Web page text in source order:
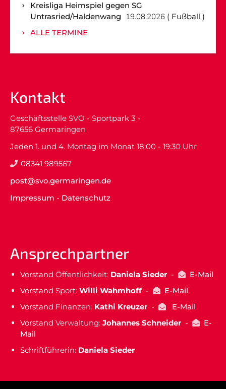
Kreisliga Heimspiel gegen SG
Untrasried/Haldenwang
19.08.2026
Fußball
ALLE TERMINE
Kontakt
Geschäftsstelle SVO - Sportpark 3 -
87656 Germaringen
Jeden 1. und 4. Montag im Monat 18:00 - 19:30 Uhr
08341 989567
post@svo.germaringen.de
Impressum - Datenschutz
Ansprechpartner
Vorstand Öffentlichkeit: Daniela Sieder-
E-Mail
Vorstand Sport: Willi Wahmhoff-
E-Mail
Vorstand Finanzen: Kathi Kreuzer-
E-Mail
Vorstand Verwaltung: Johannes Schneider -
E-
Mail
Schriftführerin: Daniela Sieder